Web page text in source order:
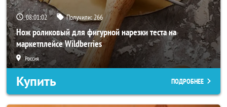
08:01:00 Получили:266
Нож роликовый для фигурной нарезки теста на
маркетплейсе Wildberries
Россия
Купить ПОДРОБНЕЕ